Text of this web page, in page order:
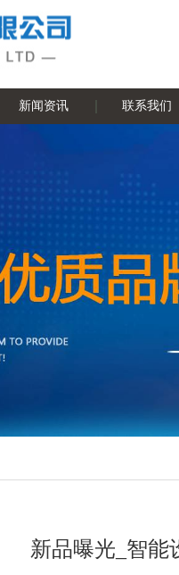
新闻资讯 联系我们
新品曝光_智能